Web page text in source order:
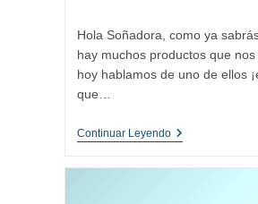
la
Hola Soñadora, como ya
hay muchos productos que
hoy hablamos de uno de ellos
que…
Continuar LeyendoAdhesivo